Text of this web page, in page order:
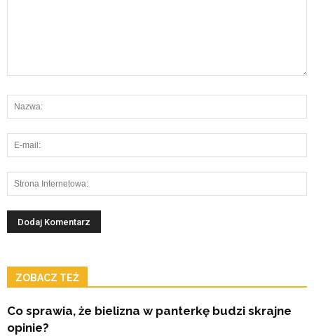
ZOBACZ TEŻ
Co sprawia, że bielizna w panterkę budzi skrajne
opinie?